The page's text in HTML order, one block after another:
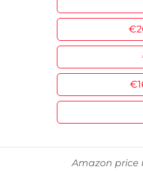
Amazon price